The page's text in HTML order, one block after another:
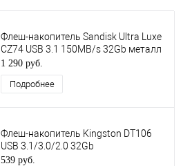
Флеш-накопитель Sandisk Ultra Luxe
CZ74 USB 3.1 150MB/s 32Gb металл
1 290 руб.
Подробнее
Флеш-накопитель Kingston DT106
USB 3.1/3.0/2.0 32Gb
539 руб.